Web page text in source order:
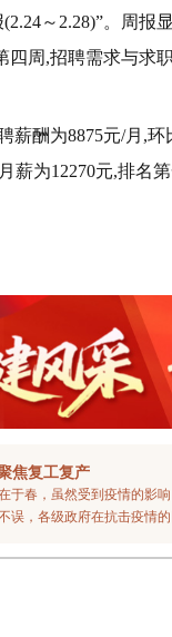
～2.28)”。周
四周,招聘需求与求
薪酬为8875元/月,
薪为12270元,排名第
焦复工复产
于春，虽然受到疫情的影
误，各级政府在抗击疫情